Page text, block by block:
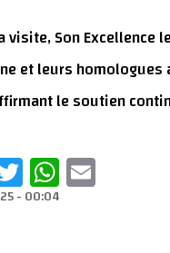
visite, Son
et leurs
le soutien
TwitterWhatsApp
- 00:04